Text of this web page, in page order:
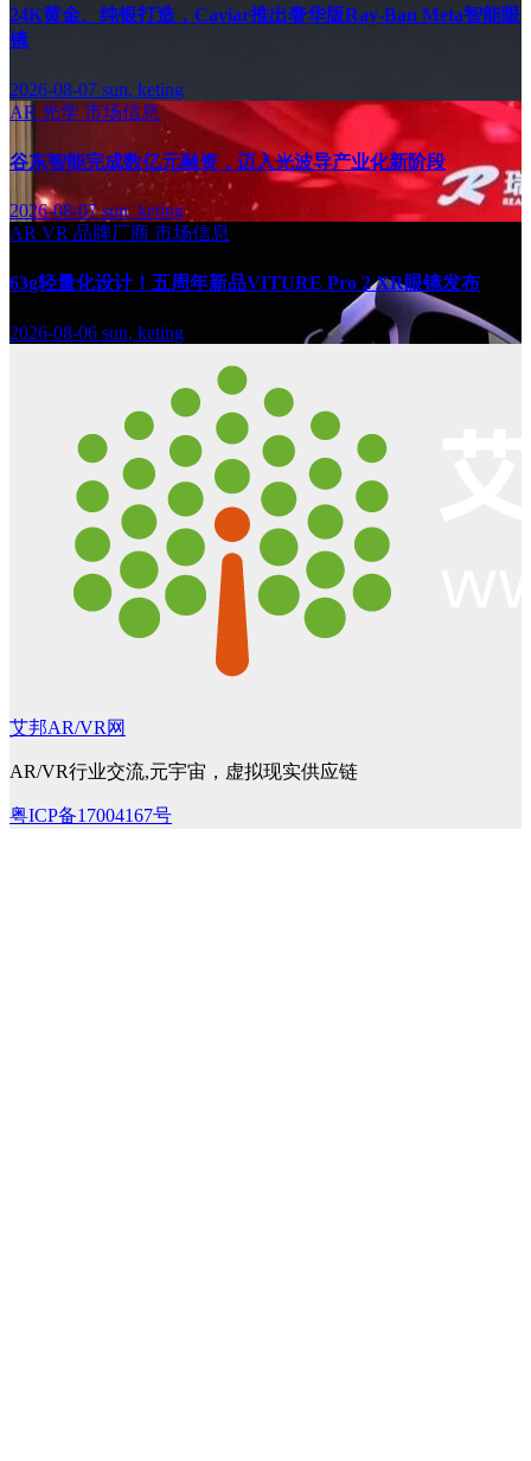
24K黄金、纯银打造，Caviar推出奢华版Ray-Ban Meta智能眼
镜
2026-08-07 sun, keting
AR 光学 市场信息
谷东智能完成数亿元融资，迈入光波导产业化新阶段
2026-08-07sun, keting
AR VR 品牌厂商 市场信息
63g轻量化设计！五周年新品VITURE Pro 2 XR眼镜发布
2026-08-06 sun, keting
艾邦AR/VR网
AR/VR行业交流,元宇宙，虚拟现实供应链
粤ICP备17004167号